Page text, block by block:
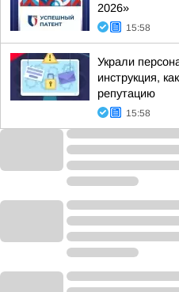
2026»
15:58
Украли
инструкция,
репутацию
15:58